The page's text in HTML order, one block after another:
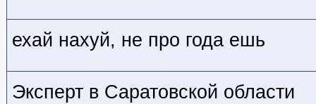
ехай нахуй, не про года ешь
Эксперт в Саратовской области